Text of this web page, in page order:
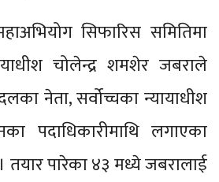
सिफारिस समितिमा
चोलेन्द्र शमशेर जबराले
नेता, सर्वोच्चका न्यायाधीश
पदाधिकारीमाथि लगाएका
पारेका ४३ मध्ये जबरालाई